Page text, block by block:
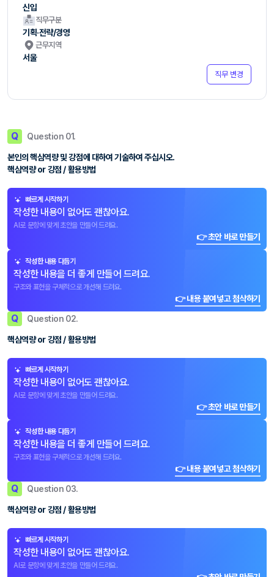
신입
직무구분
기획·전략/경영
근무지역
서울
직무 변경
Q Question 01.
본인의 핵심역량 및 강점에 대하여 기술하여 주십시오.
핵심역량 or 강점 / 활용방법
빠르게 시작하기
작성한 내용이 없어도 괜찮아요.
AI로 문항에 맞게 초안을 만들어 드려요.
👉 초안 바로 만들기
작성한 내용 다듬기
작성한 내용을 더 좋게 만들어 드려요.
구조와 표현을 구체적으로 개선해 드려요.
👉 내용 붙여넣고 첨삭하기
Q Question 02.
핵심역량 or 강점 / 활용방법
빠르게 시작하기
작성한 내용이 없어도 괜찮아요.
AI로 문항에 맞게 초안을 만들어 드려요.
👉 초안 바로 만들기
작성한 내용 다듬기
작성한 내용을 더 좋게 만들어 드려요.
구조와 표현을 구체적으로 개선해 드려요.
👉 내용 붙여넣고 첨삭하기
Q Question 03.
핵심역량 or 강점 / 활용방법
빠르게 시작하기
작성한 내용이 없어도 괜찮아요.
AI로 문항에 맞게 초안을 만들어 드려요.